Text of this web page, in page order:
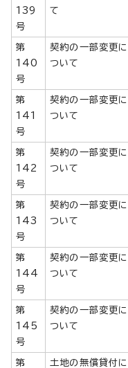
139
号
て
第
140
号
契約の一部変更に
ついて
第
141
号
契約の一部変更に
ついて
第
142
号
契約の一部変更に
ついて
第
143
号
契約の一部変更に
ついて
第
144
号
契約の一部変更に
ついて
第
145
号
契約の一部変更に
ついて
第
土地の無償貸付に